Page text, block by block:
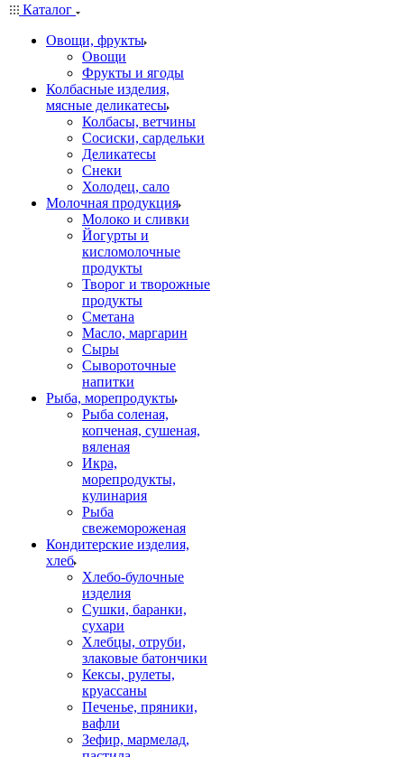
Каталог
Овощи, фрукты
Овощи
Фрукты и ягоды
Колбасные изделия,
мясные деликатесы
Колбасы, ветчины
Сосиски, сардельки
Деликатесы
Снеки
Холодец, сало
Молочная продукция
Молоко и сливки
Йогурты и
кисломолочные
продукты
Творог и творожные
продукты
Сметана
Масло, маргарин
Сыры
Сывороточные
напитки
Рыба, морепродукты
Рыба соленая,
копченая, сушеная,
вяленая
Икра,
морепродукты,
кулинария
Рыба
свежемороженая
Кондитерские изделия,
хлеб
Хлебо-булочные
изделия
Сушки, баранки,
сухари
Хлебцы, отруби,
злаковые батончики
Кексы, рулеты,
круассаны
Печенье, пряники,
вафли
Зефир, мармелад,